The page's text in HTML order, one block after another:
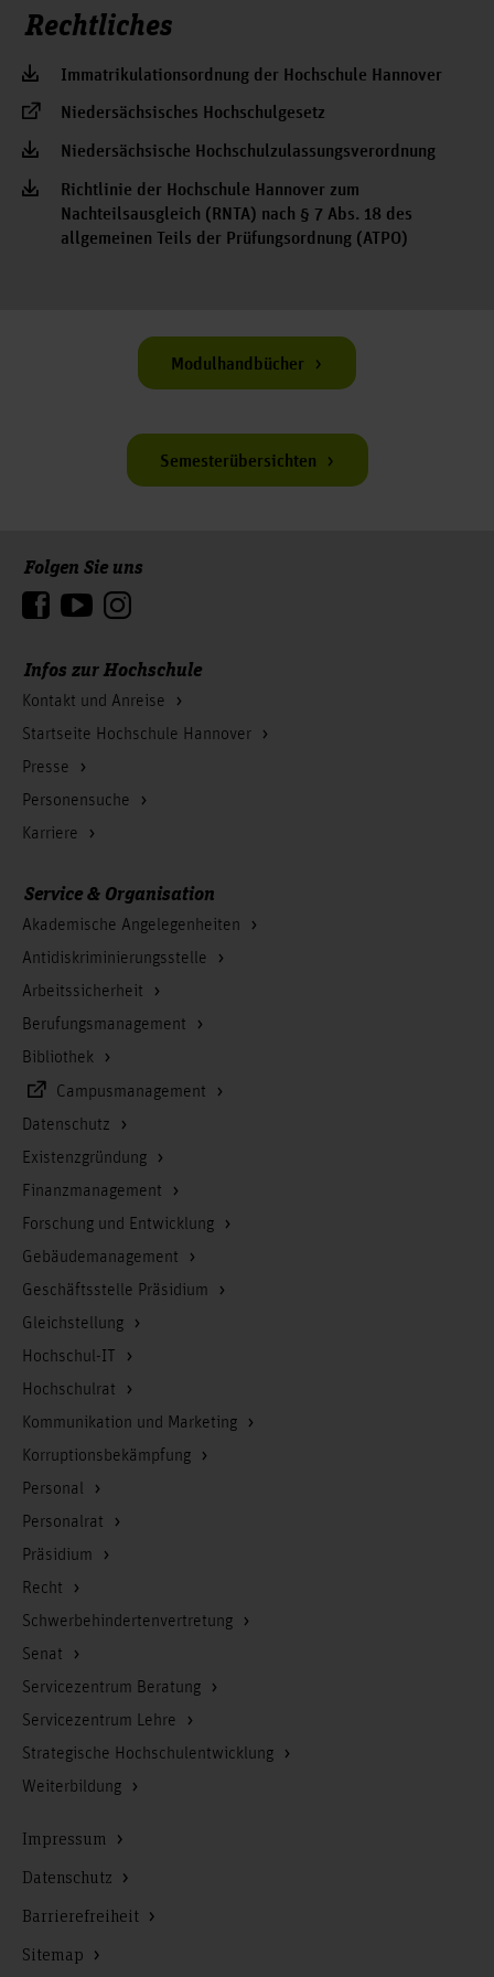
Prozess Engineering und Produktionsmanagement (PEP)
Verfahrenstechnik,Energietechnik und Umwelttechnik
(VEU)
Wirtschaftsingenieur/in Maschinenbau (WIM)
Produktionstechnik (PTD)
Rechtliches
Immatrikulationsordnung der Hochschule Hannover
Niedersächsisches Hochschulgesetz
Niedersächsische Hochschulzulassungsverordnung
Richtlinie der Hochschule Hannover zum
Nachteilsausgleich (RNTA) nach § 7 Abs. 18 des
allgemeinen Teils der Prüfungsordnung (ATPO)
Modulhandbücher
Semesterübersichten
Infos zur Hochschule
Kontakt und Anreise
Startseite Hochschule Hannover
Presse
Personensuche
Karriere
Folgen Sie uns
Service & Organisation
Akademische Angelegenheiten
Antidiskriminierungsstelle
Arbeitssicherheit
Berufungsmanagement
Bibliothek
Campusmanagement
Datenschutz
Existenzgründung
Finanzmanagement
Forschung und Entwicklung
Gebäudemanagement
Geschäftsstelle Präsidium
Gleichstellung
Hochschul-IT
Hochschulrat
Kommunikation und Marketing
Korruptionsbekämpfung
Personal
Personalrat
Präsidium
Recht
Schwerbehindertenvertretung
Senat
Servicezentrum Beratung
Servicezentrum Lehre
Strategische Hochschulentwicklung
Weiterbildung
Impressum
Datenschutz
Barrierefreiheit
Sitemap